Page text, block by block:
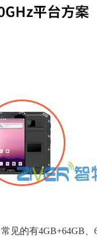
的有4GB+64GB、